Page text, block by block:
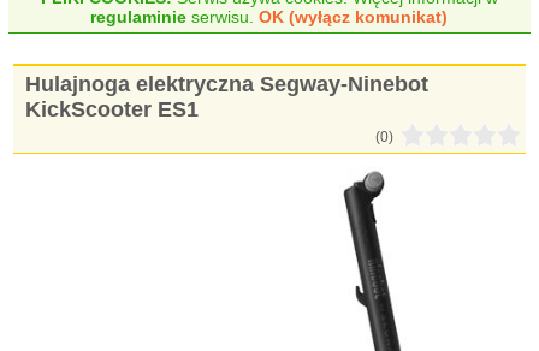
regulaminie serwisu.OK (wyłącz komunikat)
Hulajnoga elektryczna Segway-Ninebot
KickScooter ES1
(0)